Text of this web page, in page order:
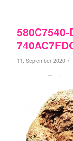
580C7540-
11. September 2020 /